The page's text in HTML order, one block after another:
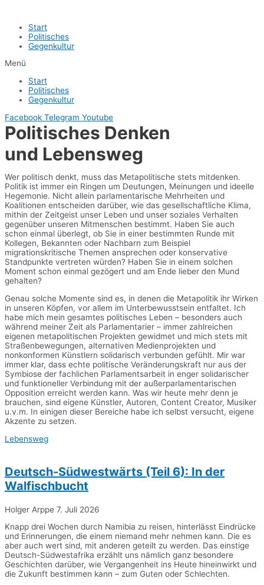
Start
Politisches
Gegenkultur
Menü
Start
Politisches
Gegenkultur
Facebook Telegram Youtube
Politisches Denken
und Lebensweg
Wer politisch denkt, muss das Metapolitische stets mitdenken.
Politik ist immer ein Ringen um Deutungen, Meinungen und ideelle
Hegemonie. Nicht allein parlamentarische Mehrheiten und
Koalitionen entscheiden darüber, wie das gesellschaftliche Klima,
mithin der Zeitgeist unser Leben und unser soziales Verhalten
gegenüber unseren Mitmenschen bestimmt. Haben Sie auch
schon einmal überlegt, ob Sie in einer bestimmten Runde mit
Kollegen, Bekannten oder Nachbarn zum Beispiel
migrationskritische Themen ansprechen oder konservative
Standpunkte vertreten würden? Haben Sie in einem solchen
Moment schon einmal gezögert und am Ende lieber den Mund
gehalten?
Genau solche Momente sind es, in denen die Metapolitik ihr Wirken
in unseren Köpfen, vor allem im Unterbewusstsein entfaltet. Ich
habe mich mein gesamtes politisches Leben – besonders auch
während meiner Zeit als Parlamentarier – immer zahlreichen
eigenen metapolitischen Projekten gewidmet und mich stets mit
Straßenbewegungen, alternativen Medienprojekten und
nonkonformen Künstlern solidarisch verbunden gefühlt. Mir war
immer klar, dass echte politische Veränderungskraft nur aus der
Symbiose der fachlichen Parlamentsarbeit in enger solidarischer
und funktioneller Verbindung mit der außerparlamentarischen
Opposition erreicht werden kann. Was wir heute mehr denn je
brauchen, sind eigene Künstler, Autoren, Content Creator, Musiker
u.v.m. In einigen dieser Bereiche habe ich selbst versucht, eigene
Akzente zu setzen.
Lebensweg
Deutsch-Südwestwärts (Teil 6): In der
Walfischbucht
Holger Arppe 7. Juli 2026
Knapp drei Wochen durch Namibia zu reisen, hinterlässt Eindrücke
und Erinnerungen, die einem niemand mehr nehmen kann. Die es
aber auch wert sind, mit anderen geteilt zu werden. Das einstige
Deutsch-Südwestafrika erzählt uns nämlich ganz besondere
Geschichten darüber, wie Vergangenheit ins Heute hineinwirkt und
die Zukunft bestimmen kann – zum Guten oder Schlechten.